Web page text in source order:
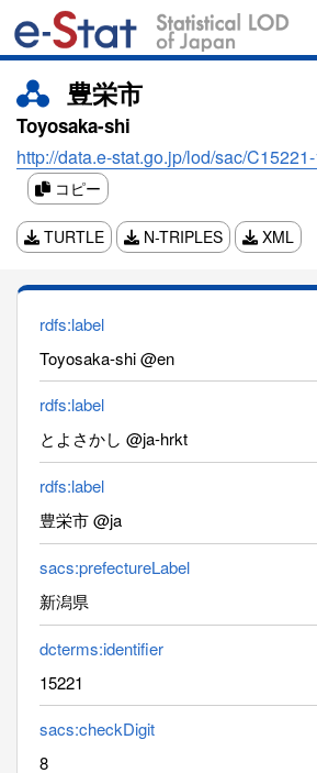
豊栄市
Toyosaka-shi
http://data.e-stat.go.jp/lod/sac/
コピー
TURTLE N-TRIPLES XML
rdfs:label
Toyosaka-shi @en
rdfs:label
とよさかし @ja-hrkt
rdfs:label
豊栄市 @ja
sacs:prefectureLabel
新潟県
dcterms:identifier
15221
sacs:checkDigit
8